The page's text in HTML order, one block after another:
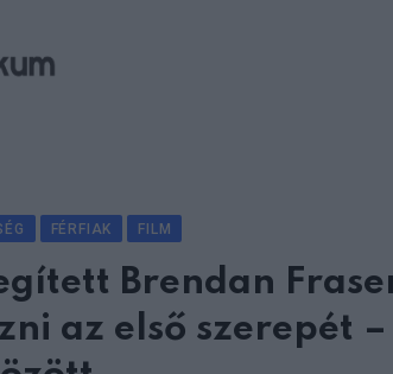
FÉRFIAK FILM
Brendan
az első szerepét